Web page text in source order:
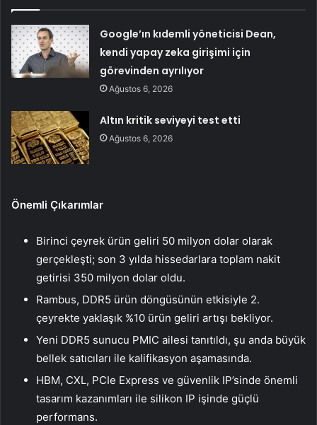
Google’ın kıdemli yöneticisi Dean,
kendi yapay zeka girişimi için
görevinden ayrılıyor
Ağustos 6, 2026
Altın kritik seviyeyi test etti
Ağustos 6, 2026
Önemli Çıkarımlar
Birinci çeyrek ürün geliri 50 milyon dolar olarak
gerçekleşti; son 3 yılda hissedarlara toplam nakit
getirisi 350 milyon dolar oldu.
Rambus, DDR5 ürün döngüsünün etkisiyle 2.
çeyrekte yaklaşık %10 ürün geliri artışı bekliyor.
Yeni DDR5 sunucu PMIC ailesi tanıtıldı, şu anda büyük
bellek satıcıları ile kalifikasyon aşamasında.
HBM, CXL, PCIe Express ve güvenlik IP’sinde önemli
tasarım kazanımları ile silikon IP işinde güçlü
performans.